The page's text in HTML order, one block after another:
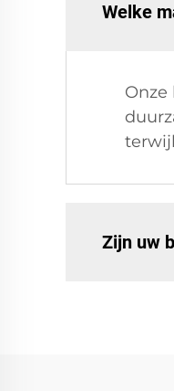
Welke
Zijn uw